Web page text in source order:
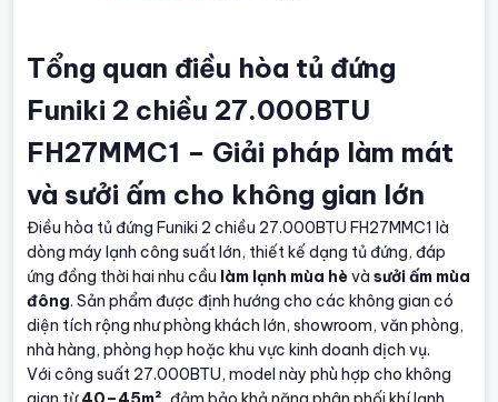
Tổng quan điều hòa tủ đứng
Funiki 2 chiều 27.000BTU
FH27MMC1 – Giải pháp làm mát
và sưởi ấm cho không gian lớn
Điều hòa tủ đứng Funiki 2 chiều 27.000BTU FH27MMC1 là
dòng máy lạnh công suất lớn, thiết kế dạng tủ đứng, đáp
ứng đồng thời hai nhu cầu làm lạnh mùa hèvà sưởi ấm mùa
đông. Sản phẩm được định hướng cho các không gian có
diện tích rộng như phòng khách lớn, showroom, văn phòng,
nhà hàng, phòng họp hoặc khu vực kinh doanh dịch vụ.
Với công suất 27.000BTU, model này phù hợp cho không